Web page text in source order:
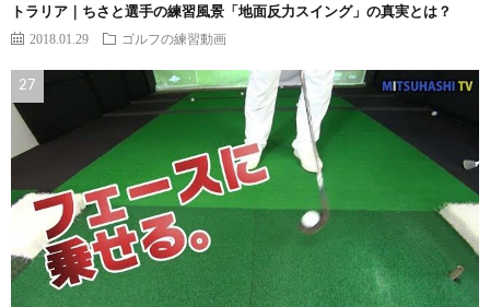
トラリア｜ちさと選手の練習風景「地面反力スイング」の真実とは？
2018.01.29 ゴルフの練習動画